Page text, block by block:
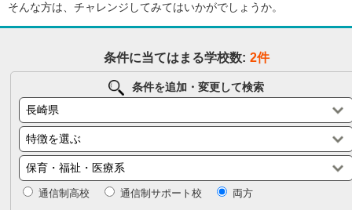
東海 北陸・甲信越
中国
四国
閉じる
そんな方は、チャレンジしてみてはいかがでしょうか。
条件に当てはまる学校数: 2件
条件を追加・変更して検索
通信制高校 通信制サポート校 両方